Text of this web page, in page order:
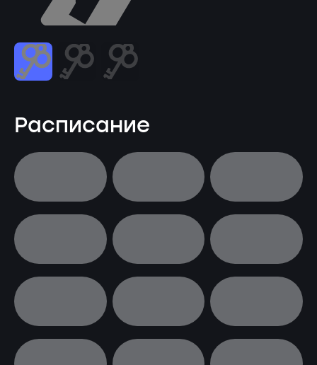
Расписание